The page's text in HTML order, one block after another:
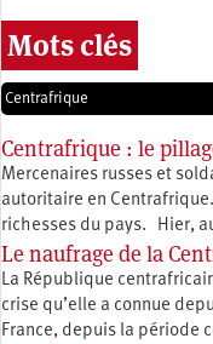
Mots clés
Centrafrique
Centrafrique : le
Mercenaires russes et
autoritaire en
richesses du pays. Hier,
Le naufrage de la
La République
crise qu’elle a connue
France, depuis la période